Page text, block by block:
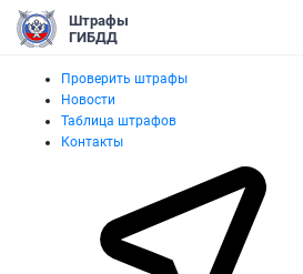
Штрафы
ГИБДД
Проверить штрафы
Новости
Таблица штрафов
Контакты